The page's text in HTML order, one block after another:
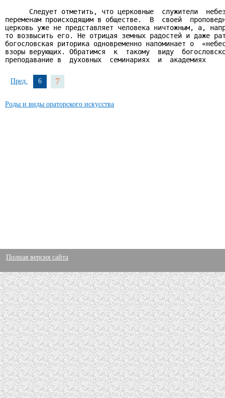
Следует отметить, что церковные  служители
переменам происходящим в обществе.  В  своей
церковь уже не представляет человека ничтожным, а,
то возвысить его. Не отрицая земных радостей и даже
богословская риторика одновременно напоминает о
взоры верующих. Обратимся  к  такому  виду
преподавание в  духовных  семинариях  и  академиях
Пред. 6 7
Роды и виды ораторского искусства
Полная версия сайта